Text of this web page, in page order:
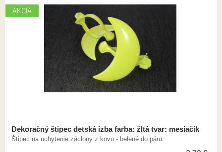
AKCIA
Dekoračný štipec detská izba farba: žltá tvar: mesiačik
Štipec na uchytenie záclony z kovu - belené do páru.